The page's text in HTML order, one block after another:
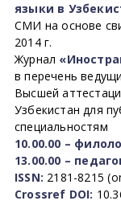
языки в
СМИ на основе
2014 г.
Журнал
в перечень
Высшей
Узбекистан для
специальностям
10.00.00 –
13.00.00 –
ISSN: 2181-8215
Crossref DOI: